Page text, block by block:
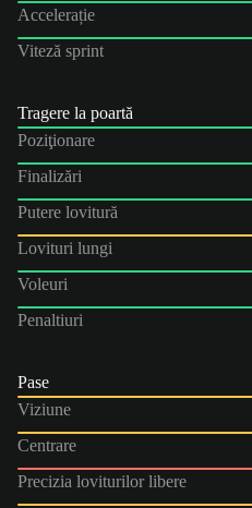
Accelerație
Viteză sprint
Tragere la poartă
Poziţionare
Finalizări
Putere lovitură
Lovituri lungi
Voleuri
Penaltiuri
Pase
Viziune
Centrare
Precizia loviturilor libere